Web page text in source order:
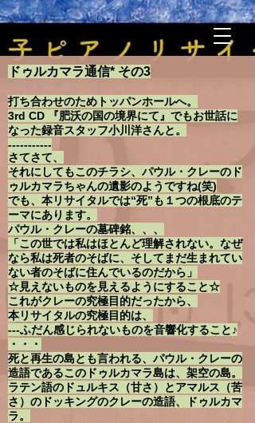
ドゥルカマラ通信* その3
打ち合わせのためトッパンホールへ。
3rd CD 『肥沃の国の境界にて』でもお世話に
なった録音スタッフ小川洋さんと。
-----------
さてさて、
それにしてもこのチラシ、パウル・クレーのド
ゥルカマラちゃんの遺影のようですね(笑)
でも、本リサイタルでは“死”も１つの根底のテ
ーマにあります。
パウル・クレーの墓碑銘、、、
「この世では私はほとんど理解されない。なぜ
なら私は死者のそばに、そしてまだ生まれてい
ない者のそばに住んでいるのだから」
☆見えないものを見えるようにすること☆
これがクレーの究極目的だったから、
本リサイタルの究極目的は、
---ふだん感じられないものを音響化すること♪
・・・
死と再生の島とも言われる、パウル・クレーの
造語であるこのドゥルカマラ島は、架空の島。
ラテン語のドュルキス（甘さ）とアマルス（苦
さ）のドッキングのクレーの造語、ドゥルカマ
ラ。